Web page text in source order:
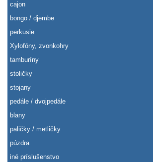
cajon
bongo / djembe
perkusie
Xylofóny, zvonkohry
tamburíny
stoličky
stojany
pedále / dvojpedále
blany
paličky / metličky
púzdra
iné príslušenstvo